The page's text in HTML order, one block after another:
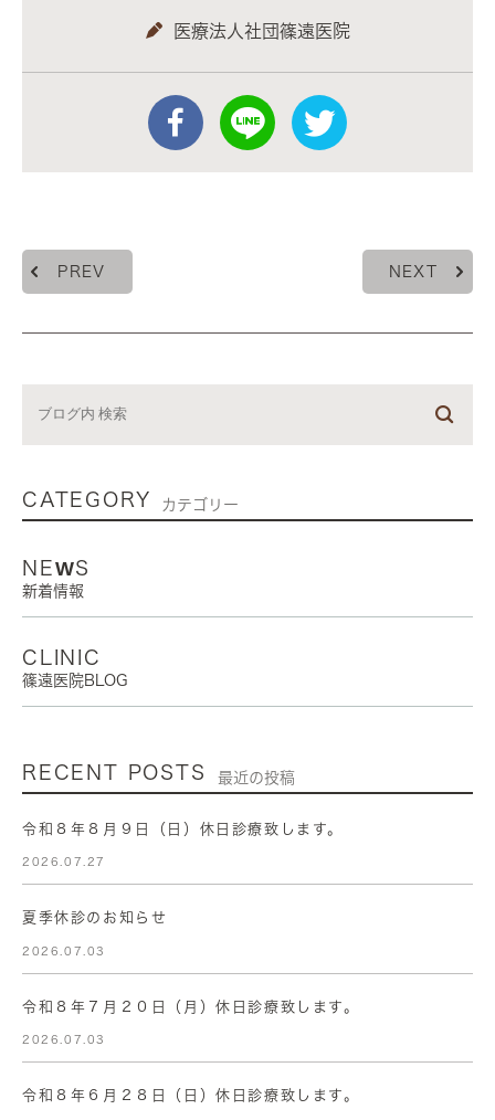
医療法人社団篠遠医院
PREV NEXT
CATEGORY カテゴリー
NEWS
新着情報
CLINIC
篠遠医院BLOG
RECENT POSTS 最近の投稿
令和８年８月９日（日）休日診療致します。
2026.07.27
夏季休診のお知らせ
2026.07.03
令和８年７月２０日（月）休日診療致します。
2026.07.03
令和８年６月２８日（日）休日診療致します。